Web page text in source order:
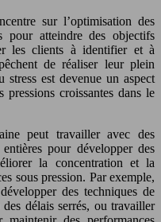
sur l’optimisation des
pour atteindre des objectifs
les clients à identifier et à
de réaliser leur plein
stress est devenue un aspect
croissantes dans le
peut travailler avec des
pour développer des
la concentration et la
sous pression. Par exemple,
des techniques de
délais serrés, ou travailler